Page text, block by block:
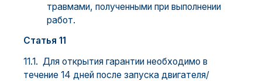
травмами, полученными при выполнении
работ.
Статья 11
11.1. Для открытия гарантии необходимо в
течение 14 дней после запуска двигателя/